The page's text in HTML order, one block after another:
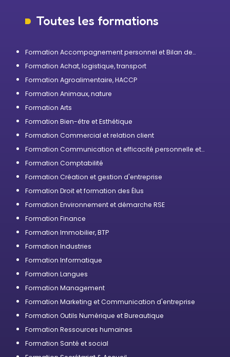
Toutes les formations
Formation Accompagnement personnel et Bilan de
Formation Achat, logistique, transport
Formation Agroalimentaire, HACCP
Formation Animaux, nature
Formation Arts
Formation Bien-être et Esthétique
Formation Commercial et relation client
Formation Communication et efficacité personnelle et
Formation Comptabilité
Formation Création et gestion d'entreprise
Formation Droit et formation des Élus
Formation Environnement et démarche RSE
Formation Finance
Formation Immobilier, BTP
Formation Industries
Formation Informatique
Formation Langues
Formation Management
Formation Marketing et Communication d'entreprise
Formation Outils Numérique et Bureautique
Formation Ressources humaines
Formation Santé et social